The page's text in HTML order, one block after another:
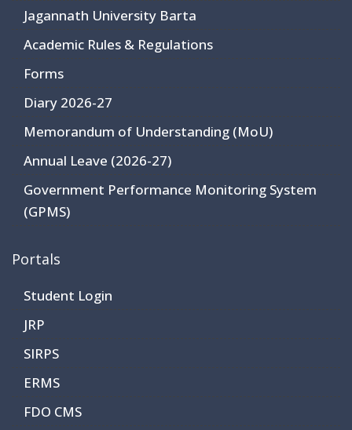
Jagannath University Barta
Academic Rules & Regulations
Forms
Diary 2026-27
Memorandum of Understanding (MoU)
Annual Leave (2026-27)
Government Performance Monitoring System
(GPMS)
Portals
Student Login
JRP
SIRPS
ERMS
FDO CMS